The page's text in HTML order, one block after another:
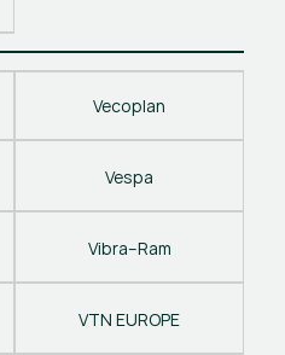
Vecoplan
Vespa
Vibra–Ram
VTN EUROPE